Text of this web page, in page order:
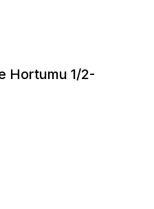
Hortumu 1/2-